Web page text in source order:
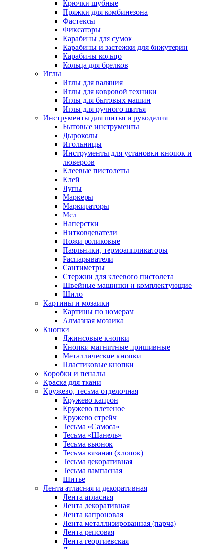
Крючки шубные
Пряжки для комбинезона
Фастексы
Фиксаторы
Карабины для сумок
Карабины и застежки для бижутерии
Карабины кольцо
Кольца для брелков
Иглы
Иглы для валяния
Иглы для ковровой техники
Иглы для бытовых машин
Иглы для ручного шитья
Инструменты для шитья и рукоделия
Бытовые инструменты
Дыроколы
Игольницы
Инструменты для установки кнопок и
люверсов
Клеевые пистолеты
Клей
Лупы
Маркеры
Маркираторы
Мел
Наперстки
Нитковдеватели
Ножи роликовые
Паяльники, термоаппликаторы
Распарыватели
Сантиметры
Стержни для клеевого пистолета
Швейные машинки и комплектующие
Шило
Картины и мозаики
Картины по номерам
Алмазная мозаика
Кнопки
Джинсовые кнопки
Кнопки магнитные пришивные
Металлические кнопки
Пластиковые кнопки
Коробки и пеналы
Краска для ткани
Кружево, тесьма отделочная
Кружево капрон
Кружево плетеное
Кружево стрейч
Тесьма «Самоса»
Тесьма «Шанель»
Тесьма вьюнок
Тесьма вязаная (хлопок)
Тесьма декоративная
Тесьма лампасная
Шитье
Лента атласная и декоративная
Лента атласная
Лента декоративная
Лента капроновая
Лента металлизированная (парча)
Лента репсовая
Лента георгиевская